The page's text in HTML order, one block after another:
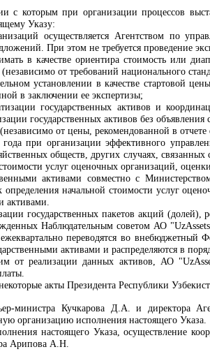
с которым при организации процессов
Указу:
осуществляется Агентством по
При этом не требуется проведение
в качестве ориентира стоимость или
от требований национального
установлении в качестве стартовой
в заключении ее экспертизы;
государственных активов и
государственных активов без
от цены, рекомендованной в
при организации эффективного
обществ, других случаях,
услуг оценочных организаций,
активами совместно с
начальной стоимости услуг
активами.
государственных пакетов акций
Наблюдательным советом АО
переводятся во
активами и распределяются в
от реализации данных активов, АО
акты Президента Республики
министра Кучкарова Д.А. и директора
организацию исполнения настоящего Указа.
настоящего Указа, осуществление
Арипова А.Н.